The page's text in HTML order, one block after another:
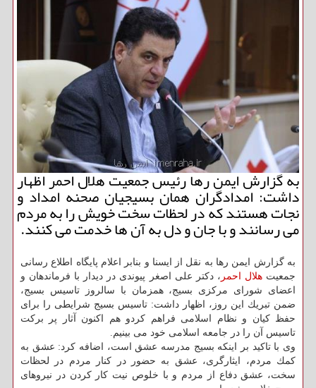
به گزارش ایمن رها رئیس جمعیت هلال احمر اظهار
داشت: امدادگران همان بسیجیان صحنه امداد و
نجات هستند كه در لحظات سخت خویش را به مردم
می رسانند و با جان و دل به آن ها خدمت می كنند.
به گزارش ایمن رها به نقل از ایسنا و بنابر اعلام پایگاه اطلاع رسانی
جمعیتهلال احمر ، دكتر علی اصغر پیوندی در دیدار با فرماندهان و
اعضای شورای مركزی بسیج، همزمان با سالروز تاسیس بسیج،
ضمن تبریك این روز، اظهار داشت: تاسیس بسیج شرایطی را برای
حفظ كیان و نظام اسلامی فراهم كردو هم اكنون آثار پر بركت
تاسیس آن را در جامعه اسلامی خود می بینیم.
وی با تاكید بر اینكه بسیج مدرسه عشق است، اضافه كرد: عشق به
كمك مردم، ایثارگری، عشق به حضور در كنار مردم در لحظات
سخت، عشق دفاع از مردم و با خلوص نیت كار كردن در نیروهای